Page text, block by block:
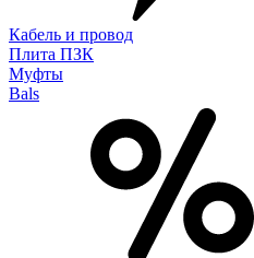
Кабель и провод
Плита ПЗК
Муфты
Bals